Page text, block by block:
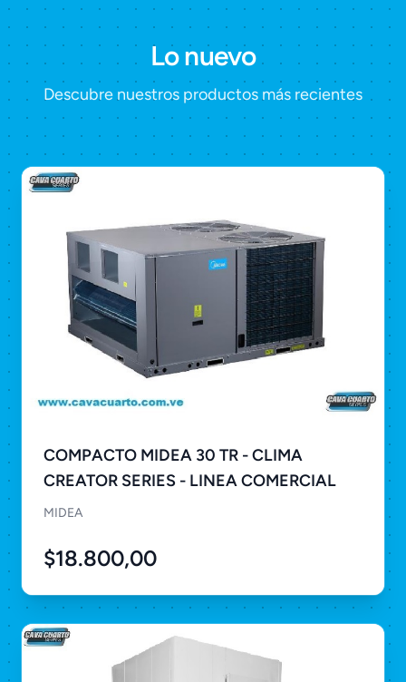
Lo nuevo
Descubre nuestros productos más recientes
COMPACTO MIDEA 30 TR - CLIMA
CREATOR SERIES - LINEA COMERCIAL
MIDEA
$18.800,00